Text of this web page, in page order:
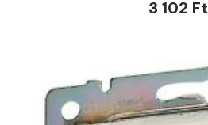
3 102 Ft